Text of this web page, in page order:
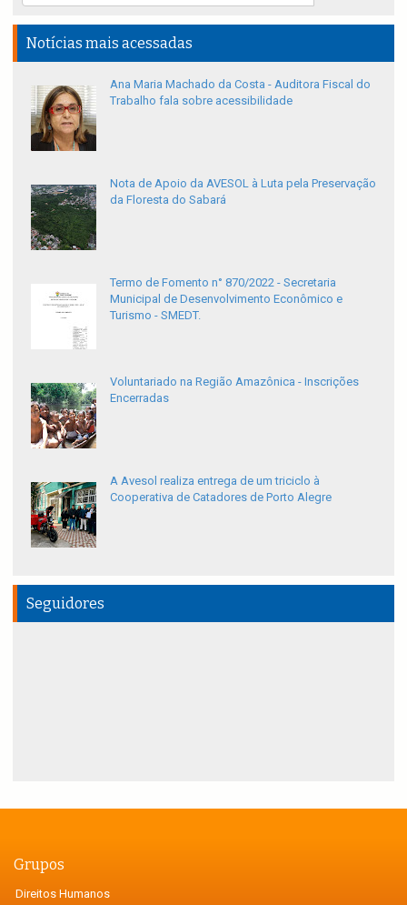
Notícias mais acessadas
Ana Maria Machado da Costa - Auditora Fiscal do
Trabalho fala sobre acessibilidade
Nota de Apoio da AVESOL à Luta pela Preservação
da Floresta do Sabará
Termo de Fomento n° 870/2022 - Secretaria
Municipal de Desenvolvimento Econômico e
Turismo - SMEDT.
Voluntariado na Região Amazônica - Inscrições
Encerradas
A Avesol realiza entrega de um triciclo à
Cooperativa de Catadores de Porto Alegre
Seguidores
Grupos
Direitos Humanos